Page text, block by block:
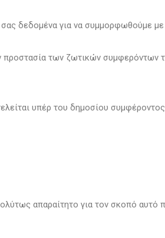
δεδομένα για να συμμορφωθούμε
προστασία των ζωτικών συμφερόντων
υπέρ του δημοσίου συμφέροντος.
απαραίτητο για τον σκοπό